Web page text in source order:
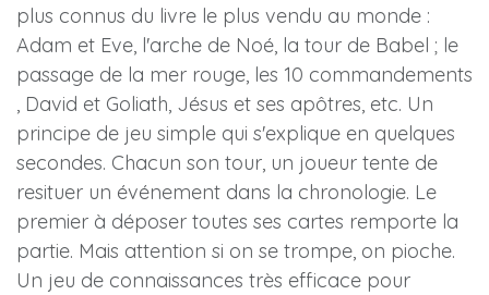
plus connus du livre le plus vendu au monde :
Adam et Eve, l'arche de Noé, la tour de Babel ; le
passage de la mer rouge, les 10 commandements
, David et Goliath, Jésus et ses apôtres, etc. Un
principe de jeu simple qui s'explique en quelques
secondes. Chacun son tour, un joueur tente de
resituer un événement dans la chronologie. Le
premier à déposer toutes ses cartes remporte la
partie. Mais attention si on se trompe, on pioche.
Un jeu de connaissances très efficace pour